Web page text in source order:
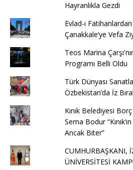
Hayranlıkla Gezdi
Evlad-ı
Çanakkale’ye Vefa
Teos Marina
Programı Belli Oldu
Türk Dünyası
Özbekistan’da İz
Kınık Belediyesi
Sema Bodur
Ancak Biter”
CUMHURBAŞKANI,
ÜNİVERSİTESİ